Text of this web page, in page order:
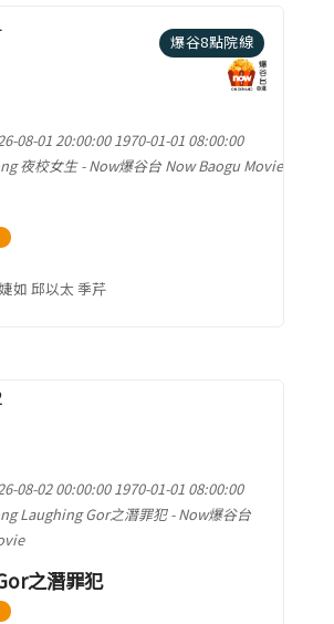
爆谷8點院線
08-01 20:00:00 1970-01-01 08:00:00
夜校女生 - Now爆谷台 Now Baogu Movie
如 邱以太 季芹
08-02 00:00:00 1970-01-01 08:00:00
Laughing Gor之潛罪犯 - Now爆谷台
之潛罪犯